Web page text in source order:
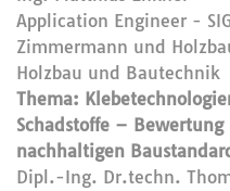
Application Engineer -
Zimmermann und
Holzbau und Bautechnik
Thema:
Schadstoffe – Bewertung
nachhaltigen
Dipl.-Ing. Dr.techn.